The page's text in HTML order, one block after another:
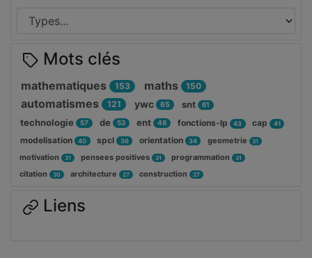
Mots clés
mathematiques 153 maths 150
automatismes 121 ywc 65 snt 61
technologie 57 de 53 ent 48 fonctions-lp 43 cap 41
modelisation 40 spcl 36 orientation 34 geometrie 31
motivation 31 pensees positives 31 programmation 31
citation 30 architecture 27 construction 27
Liens